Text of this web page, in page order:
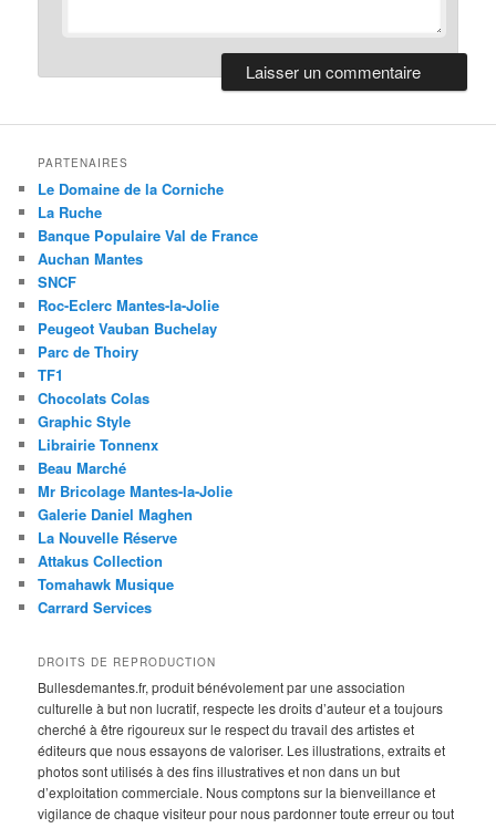
PARTENAIRES
Le Domaine de la Corniche
La Ruche
Banque Populaire Val de France
Auchan Mantes
SNCF
Roc-Eclerc Mantes-la-Jolie
Peugeot Vauban Buchelay
Parc de Thoiry
TF1
Chocolats Colas
Graphic Style
Librairie Tonnenx
Beau Marché
Mr Bricolage Mantes-la-Jolie
Galerie Daniel Maghen
La Nouvelle Réserve
Attakus Collection
Tomahawk Musique
Carrard Services
DROITS DE REPRODUCTION
Bullesdemantes.fr, produit bénévolement par une association
culturelle à but non lucratif, respecte les droits d’auteur et a toujours
cherché à être rigoureux sur le respect du travail des artistes et
éditeurs que nous essayons de valoriser. Les illustrations, extraits et
photos sont utilisés à des fins illustratives et non dans un but
d’exploitation commerciale. Nous comptons sur la bienveillance et
vigilance de chaque visiteur pour nous pardonner toute erreur ou tout